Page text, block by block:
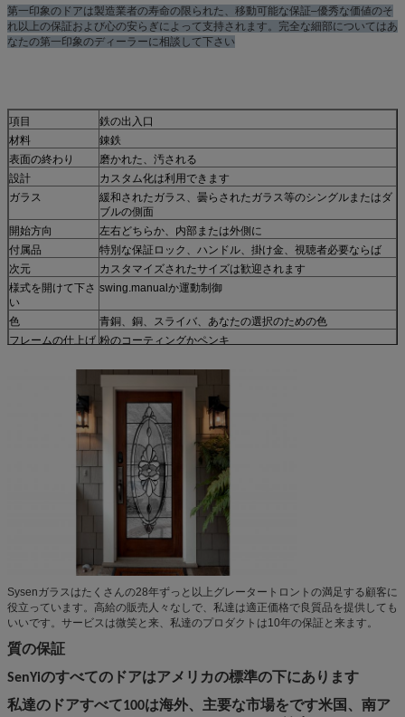
第一印象のドアは製造業者の寿命の限られた、移動可能な保証–優秀な価値のそ
れ以上の保証および心の安らぎによって支持されます。完全な細部についてはあ
なたの第一印象のディーラーに相談して下さい
項目
鉄の出入口
材料
錬鉄
表面の終わり
磨かれた、汚される
設計
カスタム化は利用できます
ガラス
緩和されたガラス、曇らされたガラス等のシングルまたはダ
ブルの側面
開始方向
左右どちらか、内部または外側に
付属品
特別な保証ロック、ハンドル、掛け金、視聴者必要ならば
次元
カスタマイズされたサイズは歓迎されます
様式を開けて下さ
い
swing.manualか運動制御
色
青銅、銅、スライバ、あなたの選択のための色
フレームの仕上げ 粉のコーティングかペンキ
庭、家、学校、工場、会社等
Sysenガラスはたくさんの28年ずっと以上グレータートロントの満足する顧客に
役立っています。高給の販売人々なしで、私達は適正価格で良質品を提供しても
いいです。サービスは微笑と来、私達のプロダクトは10年の保証と来ます。
質の保証
SenYiのすべてのドアはアメリカの標準の下にあります
私達のドアすべて100は海外、主要な市場をです米国、南ア